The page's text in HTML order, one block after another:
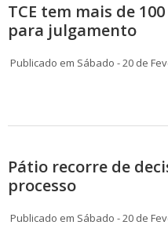
TCE tem mais de
para julgamento
Publicado em Sábado - 20 de
Pátio recorre de
processo
Publicado em Sábado - 20 de